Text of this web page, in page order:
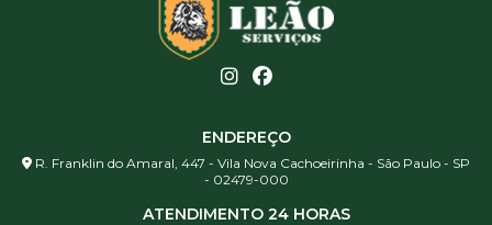
ENDEREÇO
R. Franklin do Amaral, 447 - Vila Nova Cachoeirinha - São Paulo - SP
- 02479-000
ATENDIMENTO 24 HORAS